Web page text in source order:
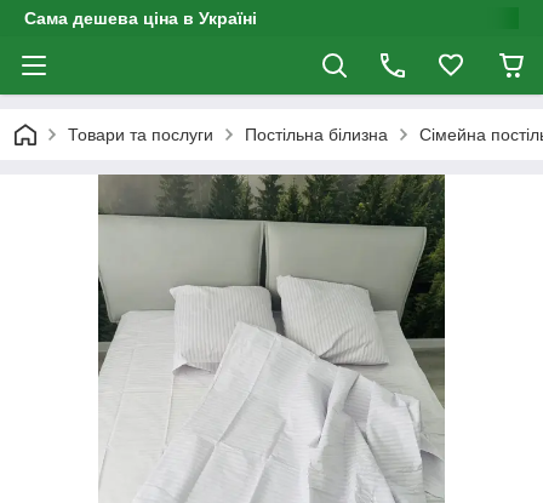
Сама дешева ціна в Україні
Товари та послуги Постільна білизна Сімейна